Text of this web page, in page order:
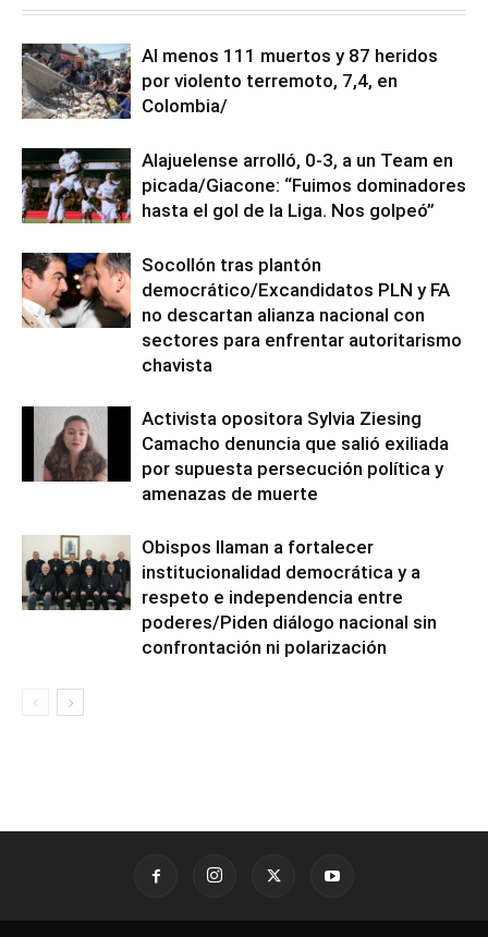
Al menos 111 muertos y 87 heridos
por violento terremoto, 7,4, en
Colombia/
Alajuelense arrolló, 0-3, a un Team en
picada/Giacone: “Fuimos dominadores
hasta el gol de la Liga. Nos golpeó”
Socollón tras plantón
democrático/Excandidatos PLN y FA
no descartan alianza nacional con
sectores para enfrentar autoritarismo
chavista
Activista opositora Sylvia Ziesing
Camacho denuncia que salió exiliada
por supuesta persecución política y
amenazas de muerte
Obispos llaman a fortalecer
institucionalidad democrática y a
respeto e independencia entre
poderes/Piden diálogo nacional sin
confrontación ni polarización